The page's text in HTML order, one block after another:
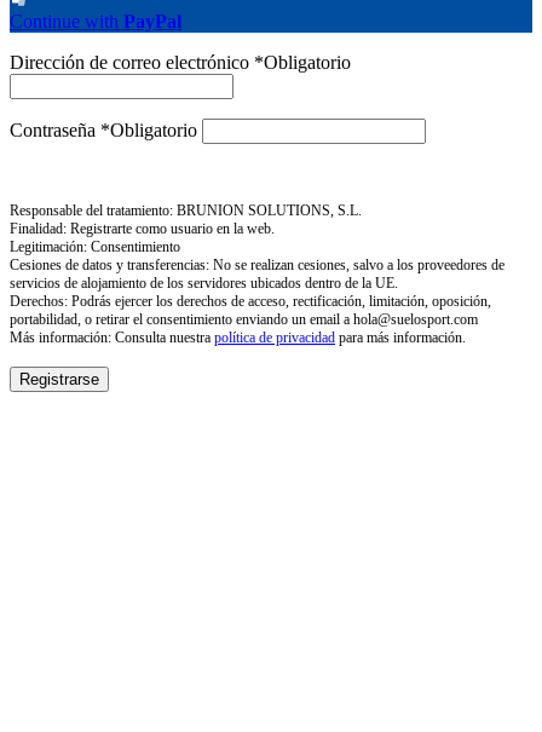
Continue with PayPal
Dirección de correo electrónico *Obligatorio
Contraseña *Obligatorio
Responsable del tratamiento: BRUNION SOLUTIONS, S.L.
Finalidad: Registrarte como usuario en la web.
Legitimación: Consentimiento
Cesiones de datos y transferencias: No se realizan cesiones, salvo a los proveedores de
servicios de alojamiento de los servidores ubicados dentro de la UE.
Derechos: Podrás ejercer los derechos de acceso, rectificación, limitación, oposición,
portabilidad, o retirar el consentimiento enviando un email a hola@suelosport.com
Más información: Consulta nuestra política de privacidad para más información.
Registrarse